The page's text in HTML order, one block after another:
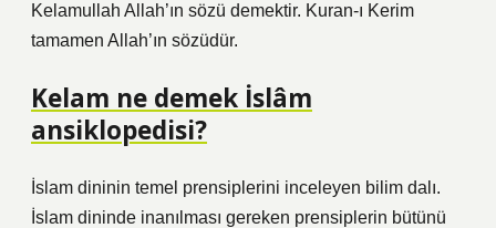
Kelamullah Allah’ın sözü demektir. Kuran-ı Kerim
tamamen Allah’ın sözüdür.
Kelam ne demek İslâm
ansiklopedisi?
İslam dininin temel prensiplerini inceleyen bilim dalı.
İslam dininde inanılması gereken prensiplerin bütünü